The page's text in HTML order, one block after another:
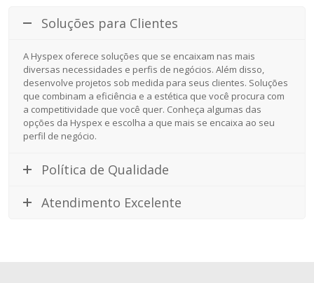
Soluções para Clientes
A Hyspex oferece soluções que se encaixam nas mais
diversas necessidades e perfis de negócios. Além disso,
desenvolve projetos sob medida para seus clientes. Soluções
que combinam a eficiência e a estética que você procura com
a competitividade que você quer. Conheça algumas das
opções da Hyspex e escolha a que mais se encaixa ao seu
perfil de negócio.
Política de Qualidade
Atendimento Excelente